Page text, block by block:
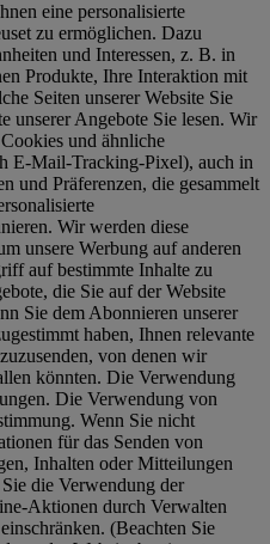
eine personalisierte
zu ermöglichen. Dazu
und Interessen, z. B. in
Produkte, Ihre Interaktion mit
Seiten unserer Website Sie
unserer Angebote Sie lesen. Wir
und ähnliche
E-Mail-Tracking-Pixel), auch in
und Präferenzen, die gesammelt
Wir werden diese
unsere Werbung auf anderen
auf bestimmte Inhalte zu
die Sie auf der Website
Sie dem Abonnieren unserer
haben, Ihnen relevante
von denen wir
könnten. Die Verwendung
Die Verwendung von
Wenn Sie nicht
für das Senden von
Inhalten oder Mitteilungen
die Verwendung der
Aktionen durch Verwalten
(Beachten Sie